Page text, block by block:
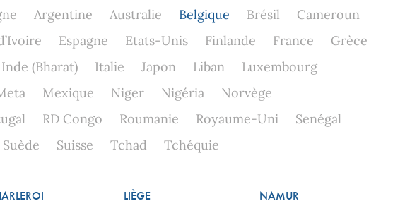
Argentine Australie Belgique Brésil
Cameroun
Espagne Etats-Unis Finlande France
Grèce
Inde (Bharat) Italie Japon Liban
Luxembourg
Mexique Niger Nigéria
Norvège
RD Congo Roumanie Royaume-Uni
Senégal
Suède Suisse Tchad Tchéquie
LIÈGE NAMUR